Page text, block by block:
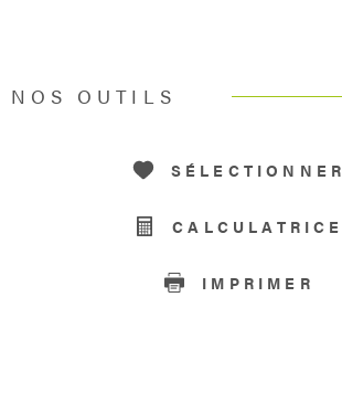
NOS OUTILS
SÉLECTIONNER
CALCULATRICE
IMPRIMER